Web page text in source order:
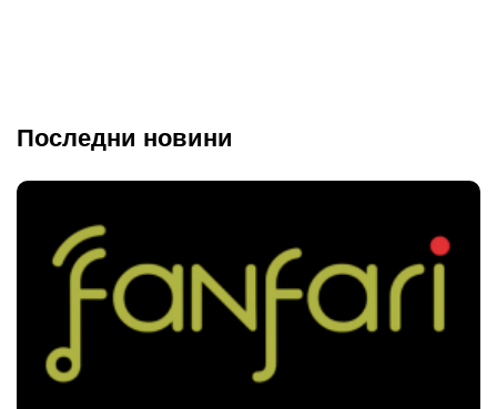
Последни новини